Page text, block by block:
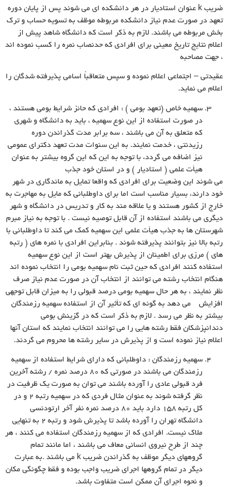
ضریب k عنوان استادیار در هر دانشکده اى مى شوند پس از پایان دوره
تعهد در صورت عدم نیاز دانشکده مربوطه موظف به تسویه حساب و ترک
بخش مربوطه مى باشند. لازم به ذکر است که دانشگاه شاهد پیش از
اعلام نتایج تاریخ معینى براى افرادى که حدنصاب نمره را کسب نموده اند
، جهت مصاحبه
عقیدتى – اجتماعى اعلام نموده و سپس متعاقباً اسامى پذیرفته شدگان را
اعلام مى نماید.
سهمیه خاص (تعهد بومى ) : افرادى که حائز شرایط بومى هستند ،
در صورت استفاده از این نوع سهمیه ، باید به دانشگاه و شهرى
که متعلق به آن مى باشند ، سه برابر مدت گذراندن دوره
رزیدنتى ، خدمت نمایند. به این سنوات مدت تعهد دکتراى عمومى
نیز اضافه مى گردد، با توجه به این که این گروه بیشتر به عنوان
هیأت علمى ( استادیار ) و در استان خود جذب
مى شوند این وضعیت براى افرادى که واقعا تمایل به ماندگارى در شهر
خود دارند، بسیار مناسب است اما براى داوطلبانى که مایل به مهاجرت به
خارج از کشور هستند و یا علاقه مند به کار و تدریس در دانشگاه و شهر
دیگرى مى باشند استفاده از آن قابل توصیه نیست . با توجه به نیاز مبرم
شهرستان ها به جذب هیأت علمى این سهمیه کمک مى کند تا داوطلبانى با
رتبه بالا نیز بتوانند پذیرفته شوند . بنابراین افرادى با نمره هاى ( رتبه
هاى ) مرزى براى اطمینان از پذیرش بهتر است از این نوع سهمیه
استفاده کنند افرادى که حین ثبت نام سهمیه بومى را انتخاب نموده اند
هنگام انتخاب رشته مى توانند از انتخاب آن در صورت عدم نیاز صرف
نظر نمایند ، به هر حال سهمیه بومى درصد قبولى را به میزان قابل توجهى
افزایش مى دهد به گونه اى که تأثیر آن از استفاده سهمیه رزمندگان
بیشتر به نظر مى رسد . لازم به ذکر است که در گزینش بومى
دندانپزشکان فقط رشته هایى را مى توانند انتخاب نمایند که استان آنها
اعلام نیاز نموده است و از پذیرش در سایر رشته ها محروم مى گردند.
سهمیه رزمندگان : داوطلبانى که داراى شرایط استفاده از سهمیه
رزمندگان مى باشند در صورتى که ۸۰ درصد نمره / رشته آخرین
فرد قبولى عادى را آورده باشند مى توان به صورت یک ظرفیت در
نظر گرفته شوند به عنوان مثال فردى که در سهمیه رتبه ۲ و در
کل رتبه ۱۵۸ دارد باید ۸۰ درصد نمره نفر آخر ارتودنسى
دانشگاه تهران را آورده باشد تا پذیرش شود و رتبه ۲ به تنهایى
ملاک نیست. افرادى که از سهمیه رزمندگان استفاده مى کنند ، هر
چند از طرح نیروى انسانى معاف مى باشند ، اما مانند تمام
گروههاى دیگر موظف به گذراندن ضریب k مى باشند .به عبارت
دیگر در تمام گروهها اجراى ضریب واجب بوده و فقط چگونگى مکان
و نحوه اجراى آن ممکن است متفاوت باشد.